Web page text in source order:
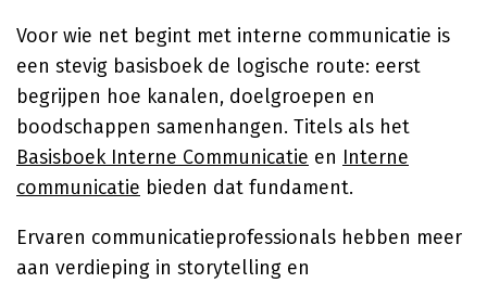
Voor wie net begint met interne communicatie is
een stevig basisboek de logische route: eerst
begrijpen hoe kanalen, doelgroepen en
boodschappen samenhangen. Titels als het
Basisboek Interne Communicatie en Interne
communicatie bieden dat fundament.
Ervaren communicatieprofessionals hebben meer
aan verdieping in storytelling en